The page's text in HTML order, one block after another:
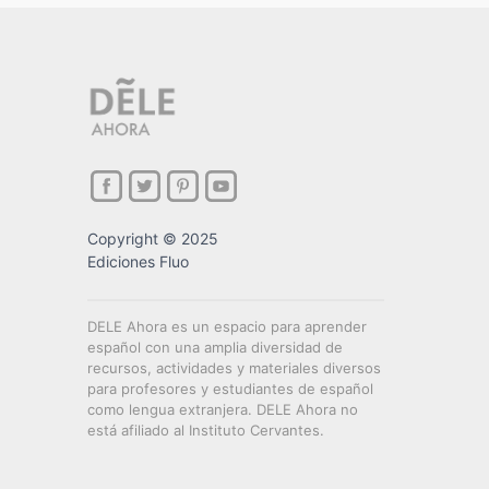
Copyright © 2025
Ediciones Fluo
DELE Ahora es un espacio para aprender
español con una amplia diversidad de
recursos, actividades y materiales diversos
para profesores y estudiantes de español
como lengua extranjera. DELE Ahora no
está afiliado al Instituto Cervantes.